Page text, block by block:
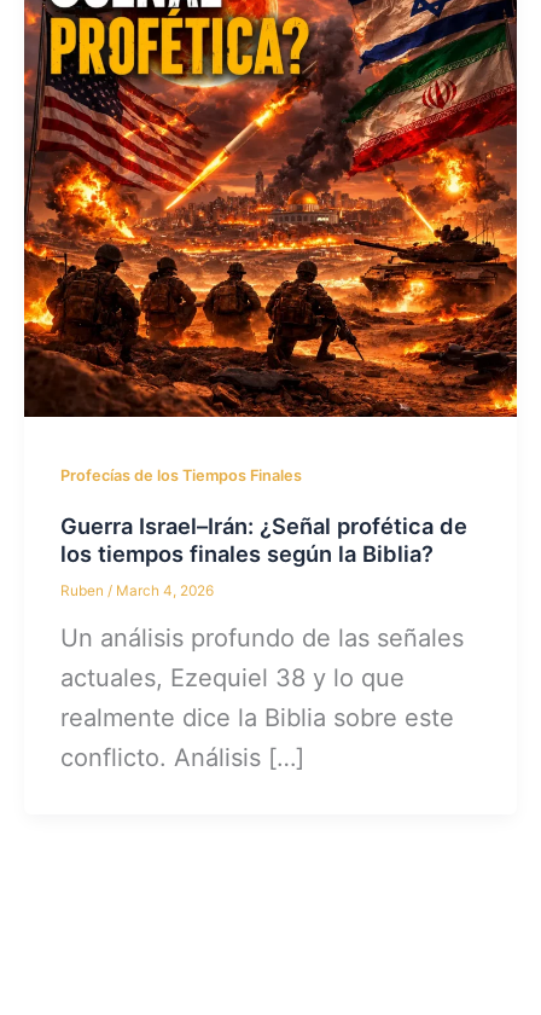
Profecías de los Tiempos Finales
Guerra Israel–Irán: ¿Señal profética de
los tiempos finales según la Biblia?
Ruben/ March 4, 2026
Un análisis profundo de las señales
actuales, Ezequiel 38 y lo que
realmente dice la Biblia sobre este
conflicto. Análisis […]